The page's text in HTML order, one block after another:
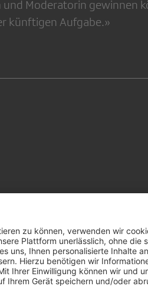
Moderatorin gewinnen
künftigen Aufgabe.»
SRFMETEO